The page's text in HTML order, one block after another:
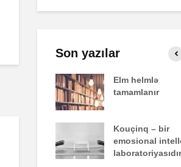
Son yazılar
Elm helmlə
tamamlanır
Kouçinq – bir
emosional
laboratoriyasıdır